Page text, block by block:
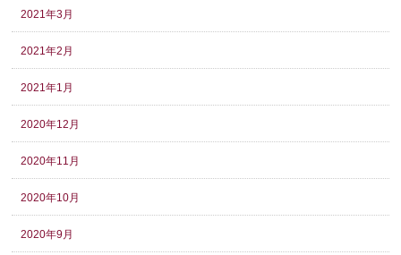
2021年3月
2021年2月
2021年1月
2020年12月
2020年11月
2020年10月
2020年9月